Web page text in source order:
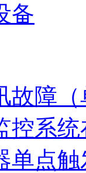
备
故障
系统
单点